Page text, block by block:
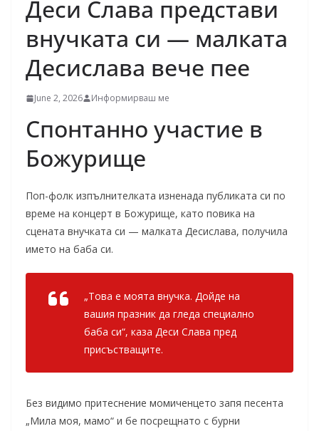
Деси Слава представи
внучката си — малката
Десислава вече пее
June 2, 2026 Информирваш ме
Спонтанно участие в
Божурище
Поп-фолк изпълнителката изненада публиката си по
време на концерт в Божурище, като повика на
сцената внучката си — малката Десислава, получила
името на баба си.
„Това е моята внучка. Дойде на
вашия празник да гледа специално
баба си“, каза Деси Слава пред
присъстващите.
Без видимо притеснение момиченцето запя песента
„Мила моя, мамо“ и бе посрещнато с бурни